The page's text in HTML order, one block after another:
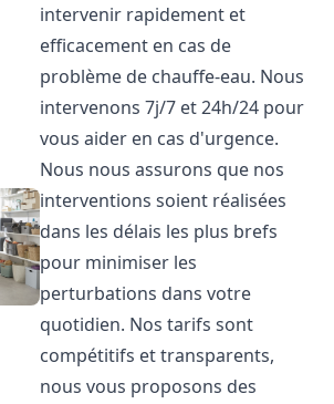
intervenir rapidement et
efficacement en cas de
problème de chauffe-eau. Nous
intervenons 7j/7 et 24h/24 pour
vous aider en cas d'urgence.
Nous nous assurons que nos
interventions soient réalisées
dans les délais les plus brefs
pour minimiser les
perturbations dans votre
quotidien. Nos tarifs sont
compétitifs et transparents,
nous vous proposons des